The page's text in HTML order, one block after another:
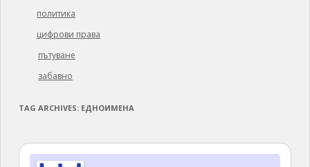
политика
цифрови права
пътуване
забавно
TAG ARCHIVES: ЕДНОИМЕНА